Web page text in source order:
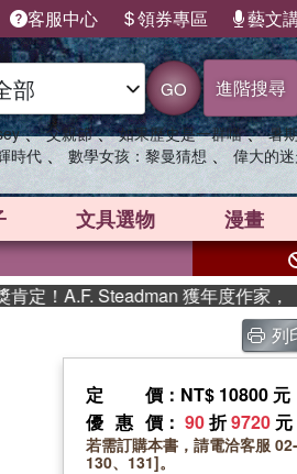
客服中心 領券專區 藝文
GO 進階搜尋
、 父親節 、 如果歷史是一群喵 、 暑
時代 、 數學女孩：黎曼猜想 、 偉大的
文具選物 漫畫
！A.F. Steadman 獲年度作家，《
列
定價 ：NT$ 10800 元
優惠價 ： 90折9720 元
若需訂購本書，請電洽客服
130、131]。